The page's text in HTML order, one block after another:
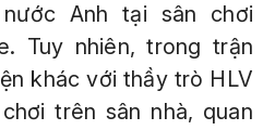
Anh tại sân chơi
Tuy nhiên, trong trận
khác với thầy trò HLV
trên sân nhà, quan